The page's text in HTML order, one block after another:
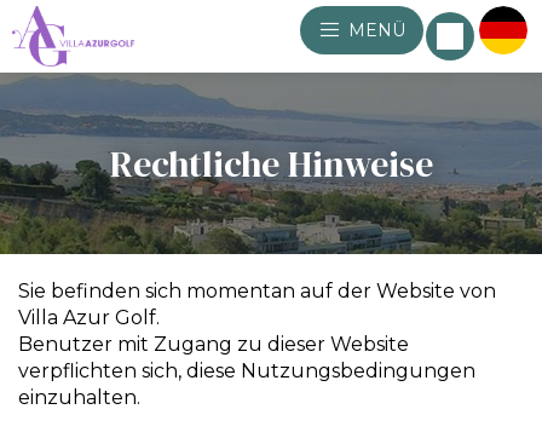
MENÜ
Rechtliche Hinweise
Sie befinden sich momentan auf der Website von
Villa Azur Golf.
Benutzer mit Zugang zu dieser Website
verpflichten sich, diese Nutzungsbedingungen
einzuhalten.